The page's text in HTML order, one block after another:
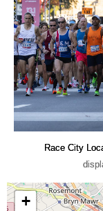
Race City